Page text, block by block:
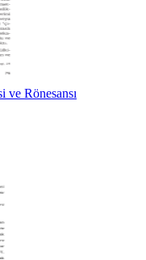
Rönesansı